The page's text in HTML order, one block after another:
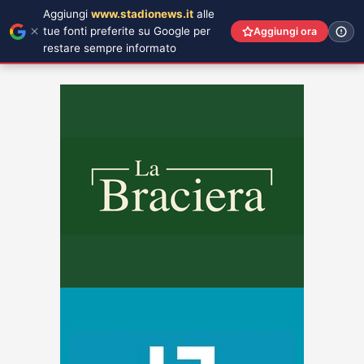
Aggiungi www.stadionews.it alle
tue fonti preferite su Google per
restare sempre informato
Aggiungi ora